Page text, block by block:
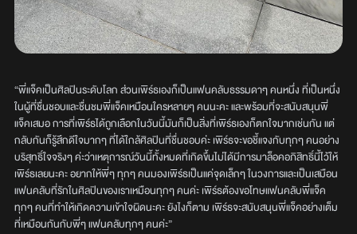
“พี่แจ็คเป็นศิลปินระดับโลก ส่วนเพิร์ธเองก็เป็นแฟนคลับธรรมดาๆ คนหนึ่ง ที่เป็นหนึ่ง
ในผู้ที่ชื่นชอบและชื่นชมพี่แจ็คเหมือนใครหลายๆ คนนะคะ และพร้อมที่จะสนับสนุนพี่
แจ็คเสมอ การที่เพิร์ธได้ถูกเลือกในวันนี้มันก็เป็นสิ่งที่เพิร์ธเองก็ตกใจมากเช่นกัน แต่
กลับกันก็รู้สึกดีใจมากๆ ที่ได้ใกล้ศิลปินที่ชื่นชอบค่ะ เพิร์ธจะขอชี้แจงกับทุกๆ คนอย่าง
บริสุทธิ์ใจจริงๆ ค่ะว่าเหตุการณ์วันนี้ทั้งหมดที่เกิดขึ้นไม่ได้มีการมาล็อคอภิสิทธิ์นี้ไว้ให้
เพิร์ธเลยนะคะ อยากให้พี่ๆ ทุกๆ คนมองเพิร์ธเป็นแค่จุดเล็กๆ ในวงการและเป็นเสมือน
แฟนคลับที่รักในศิลปินของเราเหมือนทุกๆ คนค่ะ เพิร์ธต้องขอโทษแฟนคลับพี่แจ็ค
ทุกๆ คนที่ทำให้เกิดความเข้าใจผิดนะคะ ยังไงก็ตาม เพิร์ธจะสนับสนุนพี่แจ็คอย่างเต็ม
ที่เหมือนกันกับพี่ๆ แฟนคลับทุกๆ คนค่ะ”